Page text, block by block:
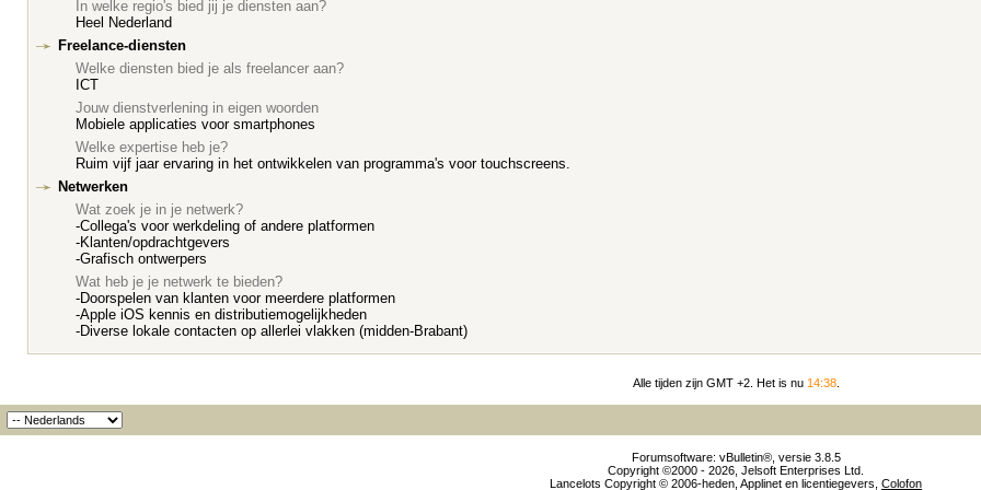
In welke regio's bied jij je diensten aan?
Heel Nederland
Freelance-diensten
Welke diensten bied je als freelancer aan?
ICT
Jouw dienstverlening in eigen woorden
Mobiele applicaties voor smartphones
Welke expertise heb je?
Ruim vijf jaar ervaring in het ontwikkelen van programma's voor touchscreens.
Netwerken
Wat zoek je in je netwerk?
-Collega's voor werkdeling of andere platformen
-Klanten/opdrachtgevers
-Grafisch ontwerpers
Wat heb je je netwerk te bieden?
-Doorspelen van klanten voor meerdere platformen
-Apple iOS kennis en distributiemogelijkheden
-Diverse lokale contacten op allerlei vlakken (midden-Brabant)
Alle tijden zijn GMT +2. Het is nu 14:38.
Forumsoftware: vBulletin®, versie 3.8.5
Copyright ©2000 - 2026, Jelsoft Enterprises Ltd.
Lancelots Copyright © 2006-heden, Applinet en licentiegevers, Colofon